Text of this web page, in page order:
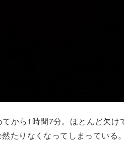
から1時間7分。ほとんど欠け
たりなくなってしまっている